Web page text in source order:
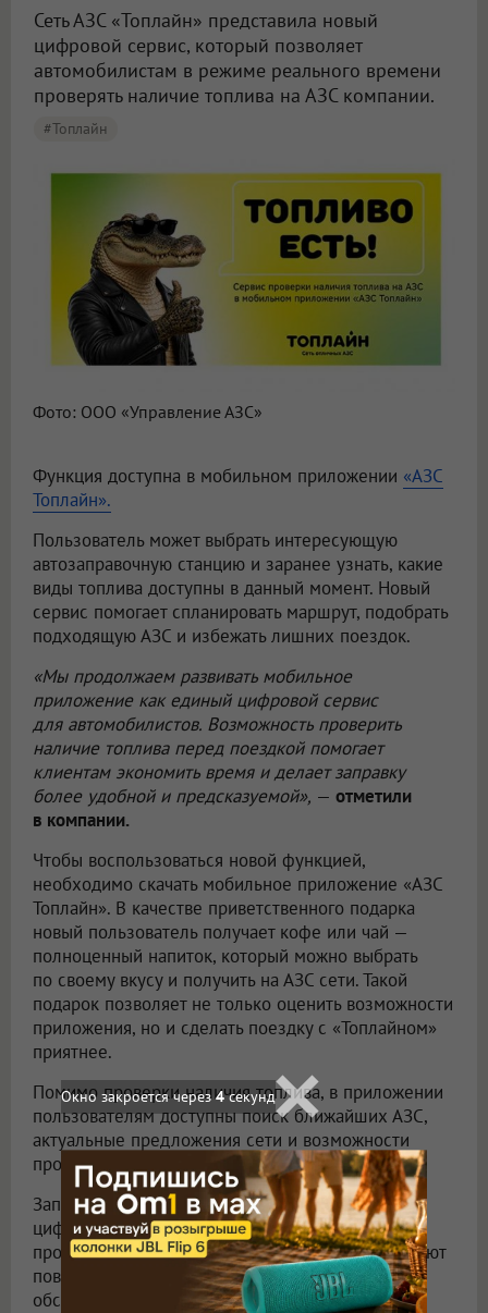
Сеть АЗС «Топлайн» представила новый
цифровой сервис, который позволяет
автомобилистам в режиме реального времени
проверять наличие топлива на АЗС компании.
#Топлайн
Фото: ООО «Управление АЗС»
Функция доступна в мобильном приложении «АЗС
Топлайн».
Пользователь может выбрать интересующую
автозаправочную станцию и заранее узнать, какие
виды топлива доступны в данный момент. Новый
сервис помогает спланировать маршрут, подобрать
подходящую АЗС и избежать лишних поездок.
«Мы продолжаем развивать мобильное
приложение как единый цифровой сервис
для автомобилистов. Возможность проверить
наличие топлива перед поездкой помогает
клиентам экономить время и делает заправку
более удобной и предсказуемой», — отметили
в компании.
Чтобы воспользоваться новой функцией,
необходимо скачать мобильное приложение «АЗС
Топлайн». В качестве приветственного подарка
новый пользователь получает кофе или чай —
полноценный напиток, который можно выбрать
по своему вкусу и получить на АЗС сети. Такой
подарок позволяет не только оценить возможности
приложения, но и сделать поездку с «Топлайном»
приятнее.
Помимо проверки наличия топлива, в приложении
пользователям доступны поиск ближайших АЗС,
актуальные предложения сети и возможности
программы лояльности.
Запуск нового сервиса стал очередным этапом
цифрового развития «Топлайна». Компания
продолжает внедрять решения, которые упрощают
повседневные поездки и повышают качество
обслуживания автомобилистов.
Окно закроется через2секунд